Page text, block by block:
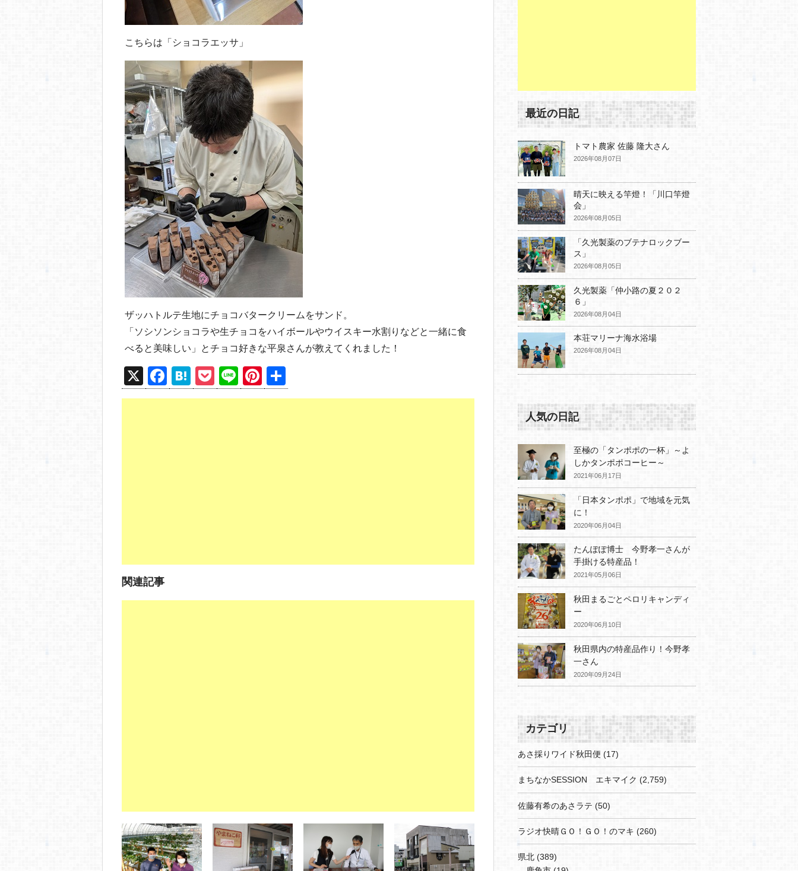
こちらは「ショコラエッサ」
ザッハトルテ生地にチョコバタークリームをサンド。
「ソシソンショコラや生チョコをハイボールやウイスキー水割りなどと一緒に食
べると美味しい」とチョコ好きな平泉さんが教えてくれました！
X
F
a
H
at
P
o
Li
n
Pi
nt 有
関連記事
最近の日記
トマト農家 佐藤 隆大さん
2026年08月07日
晴天に映える竿燈！「川口竿燈
会」
2026年08月05日
「久光製薬のブテナロックブー
ス」
2026年08月05日
久光製薬「仲小路の夏２０２
６」
2026年08月04日
本荘マリーナ海水浴場
2026年08月04日
人気の日記
至極の「タンポポの一杯」～よ
しかタンポポコーヒー～
2021年06月17日
「日本タンポポ」で地域を元気
に！
2020年06月04日
たんぽぽ博士 今野孝一さんが
手掛ける特産品！
2021年05月06日
秋田まるごとペロリキャンディ
ー
2020年06月10日
秋田県内の特産品作り！今野孝
一さん
2020年09月24日
カテゴリ
あさ採りワイド秋田便 (17)
まちなかSESSION エキマイク (2,759)
佐藤有希のあさラテ (50)
ラジオ快晴ＧＯ！ＧＯ！のマキ (260)
県北 (389)